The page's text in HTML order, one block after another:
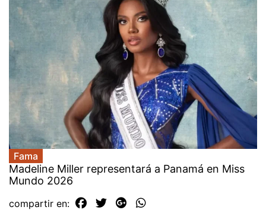
Fama
Madeline Miller representará a Panamá en Miss
Mundo 2026
compartir en: